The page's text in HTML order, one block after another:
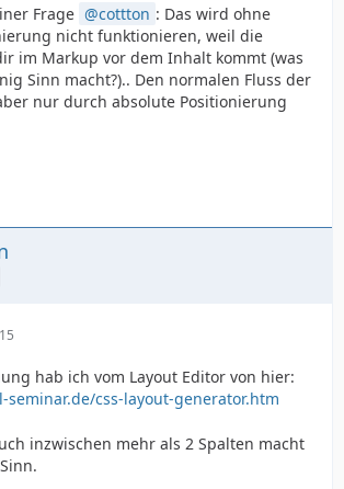
Frage
cottton : Das wird ohne
nicht funktionieren, weil die
im Markup vor dem Inhalt kommt (was
Sinn macht?).. Den normalen Fluss der
nur durch absolute Positionierung
hab ich vom Layout Editor von hier:
css-layout-generator.htm
inzwischen mehr als 2 Spalten macht